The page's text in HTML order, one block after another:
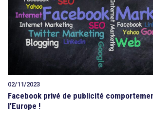
Tout sur le droit de l'innovation
Rechercher
CONTACT
02/11/2023
Facebook privé de publicité
l’Europe !